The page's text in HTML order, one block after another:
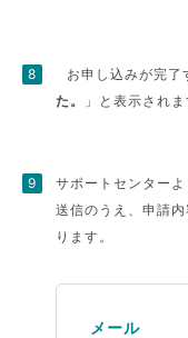
お申し込みが完了
た。
」と表示されま
サポートセンター
送信のうえ、申請
ります。
メール